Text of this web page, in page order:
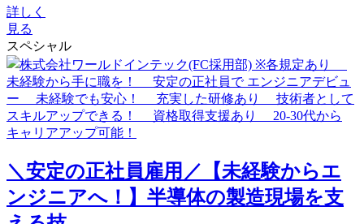
詳しく
見る
スペシャル
＼安定の正社員雇用／【未経験からエ
ンジニアへ！】半導体の製造現場を支